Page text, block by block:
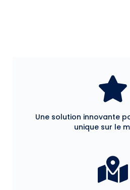
Une solution innovante
unique sur le